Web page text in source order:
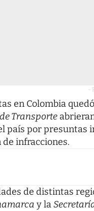
-
en Colombia
Transporte
país por presuntas
infracciones.
de distintas
y la